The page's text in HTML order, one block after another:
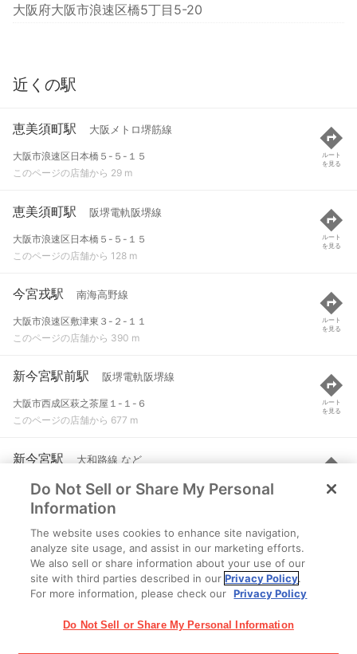
大阪府大阪市浪速区橋5丁目5-20
近くの駅
恵美須町駅 大阪メトロ堺筋線
大阪市浪速区日本橋５-５-１５
このページの店舗から 29 m
ルート
を見る
恵美須町駅 阪堺電軌阪堺線
大阪市浪速区日本橋５-５-１５
このページの店舗から 128 m
ルート
を見る
今宮戎駅 南海高野線
大阪市浪速区敷津東３-２-１１
このページの店舗から 390 m
ルート
を見る
新今宮駅前駅 阪堺電軌阪堺線
大阪市西成区萩之茶屋１-１-６
このページの店舗から 677 m
ルート
を見る
新今宮駅 大和路線 など
大阪市浪速区恵美須西三丁目17-1
このページの店舗から 714 m
ルート
を見る
動物園前駅 大阪メトロ御堂筋線 など
大阪市西成区太子１-６-１２
このページの店舗から 729 m
Do Not Sell or Share My Personal
Information
The website uses cookies to enhance site navigation,
analyze site usage, and assist in our marketing efforts.
We also sell or share information about your use of our
site with third parties described in ourPrivacy Policy.
For more information, please check our Privacy Policy
Do Not Sell or Share My Personal Information